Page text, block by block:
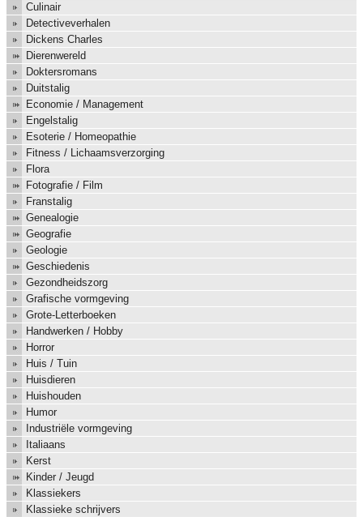
Culinair
Detectiveverhalen
Dickens Charles
Dierenwereld
Doktersromans
Duitstalig
Economie / Management
Engelstalig
Esoterie / Homeopathie
Fitness / Lichaamsverzorging
Flora
Fotografie / Film
Franstalig
Genealogie
Geografie
Geologie
Geschiedenis
Gezondheidszorg
Grafische vormgeving
Grote-Letterboeken
Handwerken / Hobby
Horror
Huis / Tuin
Huisdieren
Huishouden
Humor
Industriële vormgeving
Italiaans
Kerst
Kinder / Jeugd
Klassiekers
Klassieke schrijvers